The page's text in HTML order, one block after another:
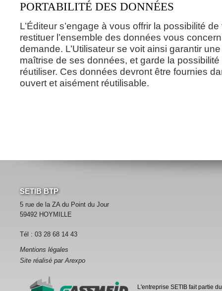
PORTABILITÉ DES DONNÉES
L’Éditeur s’engage à vous offrir la possibilité
restituer l’ensemble des données vous
demande. L’Utilisateur se voit ainsi garantir
maîtrise de ses données, et garde la possibilité
réutiliser. Ces données devront être fournies
ouvert et aisément réutilisable.
SETIB BTP
5 rue de la ZA du Point du Jour
59492 HOYMILLE
Tél : 03 28 68 14 43
Mentions légales
Site réalisé par Arexpo
L'entreprise SETIB fait partie